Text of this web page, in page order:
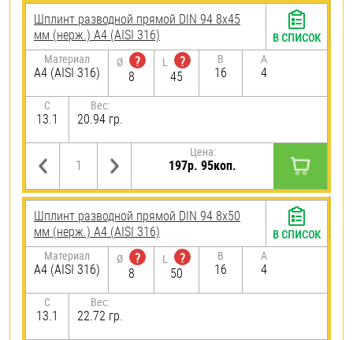
Шплинт разводной прямой DIN 94 8х45
мм (нерж.) A4 (AISI 316)
Материал
A4 (AISI 316)
Ø
?
8
L
?
45
B
16
A
4
C
13.1
Вес:
20.94 гр.
Цена:
197р. 95коп.
В СПИСОК
Шплинт разводной прямой DIN 94 8х50
мм (нерж.) A4 (AISI 316)
Материал
A4 (AISI 316)
Ø
?
8
L
?
50
B
16
A
4
C
13.1
Вес:
22.72 гр.
В СПИСОК